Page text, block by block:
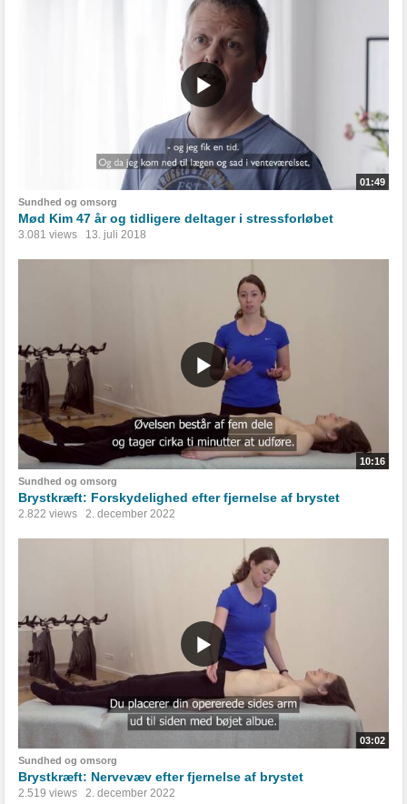
01:49
Sundhed og omsorg
Mød Kim 47 år og tidligere deltager i stressforløbet
3.081 views 13. juli 2018
10:16
Sundhed og omsorg
Brystkræft: Forskydelighed efter fjernelse af brystet
2.822 views 2. december 2022
03:02
Sundhed og omsorg
Brystkræft: Nervevæv efter fjernelse af brystet
2.519 views 2. december 2022